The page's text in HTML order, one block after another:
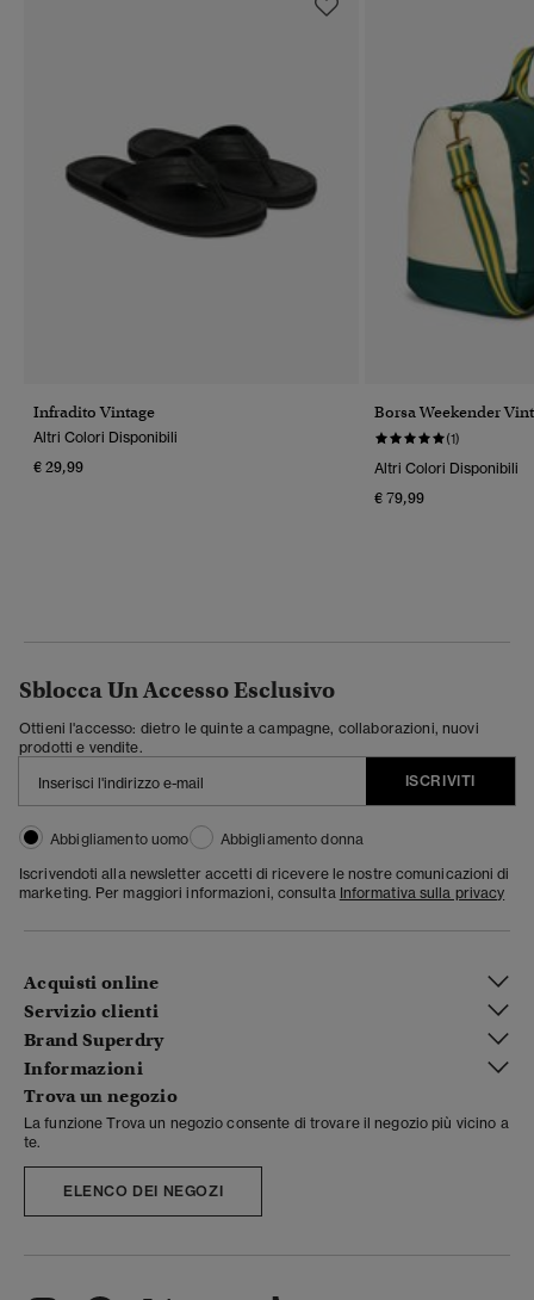
Infradito Vintage
Altri Colori Disponibili
€ 29,99
Borsa Weekender
(1)
Altri Colori Disponibili
€ 79,99
Sblocca Un Accesso Esclusivo
Ottieni l'accesso: dietro le quinte a campagne, collaborazioni, nuovi
prodotti e vendite.
ISCRIVITI
Abbigliamento uomo
Abbigliamento donna
Iscrivendoti alla newsletter accetti di ricevere le nostre comunicazioni di
marketing. Per maggiori informazioni, consulta Informativa sulla privacy
Acquisti online
Servizio clienti
Brand Superdry
Informazioni
Trova un negozio
La funzione Trova un negozio consente di trovare il negozio più vicino a
te.
ELENCO DEI NEGOZI